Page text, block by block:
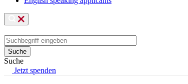
Suche
Jetzt spenden